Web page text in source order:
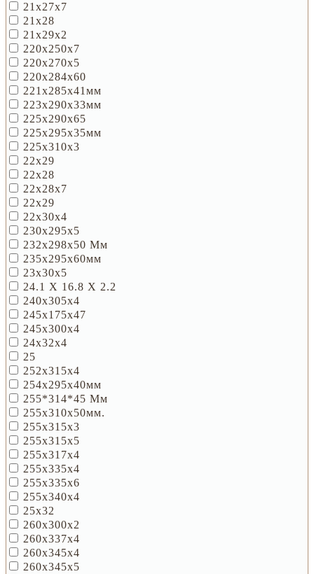
21х27х7
21х28
21х29х2
220х250х7
220х270х5
220х284х60
221х285х41мм
223х290х33мм
225х290х65
225х295х35мм
225х310х3
22x29
22х28
22х28х7
22х29
22х30х4
230х295х5
232х298х50 Мм
235х295х60мм
23х30х5
24.1 X 16.8 X 2.2
240х305х4
245х175х47
245х300х4
24х32х4
25
252х315х4
254х295х40мм
255*314*45 Мм
255х310х50мм.
255х315х3
255х315х5
255х317х4
255х335х4
255х335х6
255х340х4
25х32
260х300х2
260х337х4
260х345х4
260х345х5